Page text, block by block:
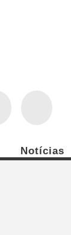
Notícias